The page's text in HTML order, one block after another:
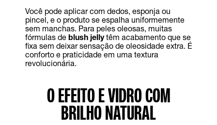
Você pode aplicar com dedos, esponja ou
pincel, e o produto se espalha uniformemente
sem manchas. Para peles oleosas, muitas
fórmulas de blush jellytêm acabamento que se
fixa sem deixar sensação de oleosidade extra. É
conforto e praticidade em uma textura
revolucionária.
O EFEITO E VIDRO COM
BRILHO NATURAL